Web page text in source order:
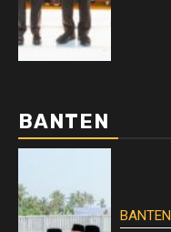
BANTEN
BANTEN